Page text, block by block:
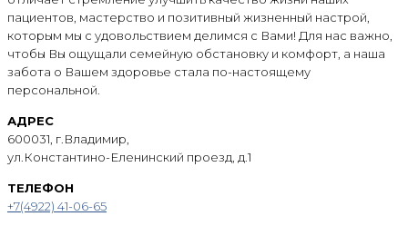
пациентов, мастерство и позитивный жизненный настрой,
которым мы с удовольствием делимся с Вами! Для нас важно,
чтобы Вы ощущали семейную обстановку и комфорт, а наша
забота о Вашем здоровье стала по-настоящему
персональной.
АДРЕС
600031, г.Владимир,
ул.Константино-Еленинский проезд, д.1
ТЕЛЕФОН
+7(4922) 41-06-65